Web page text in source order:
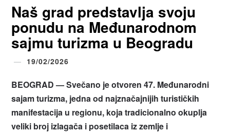
Naš grad predstavlja svoju
ponudu na Međunarodnom
sajmu turizma u Beogradu
19/02/2026
BEOGRAD — Svečano je otvoren 47. Međunarodni
sajam turizma, jedna od najznačajnijih turističkih
manifestacija u regionu, koja tradicionalno okuplja
veliki broj izlagača i posetilaca iz zemlje i